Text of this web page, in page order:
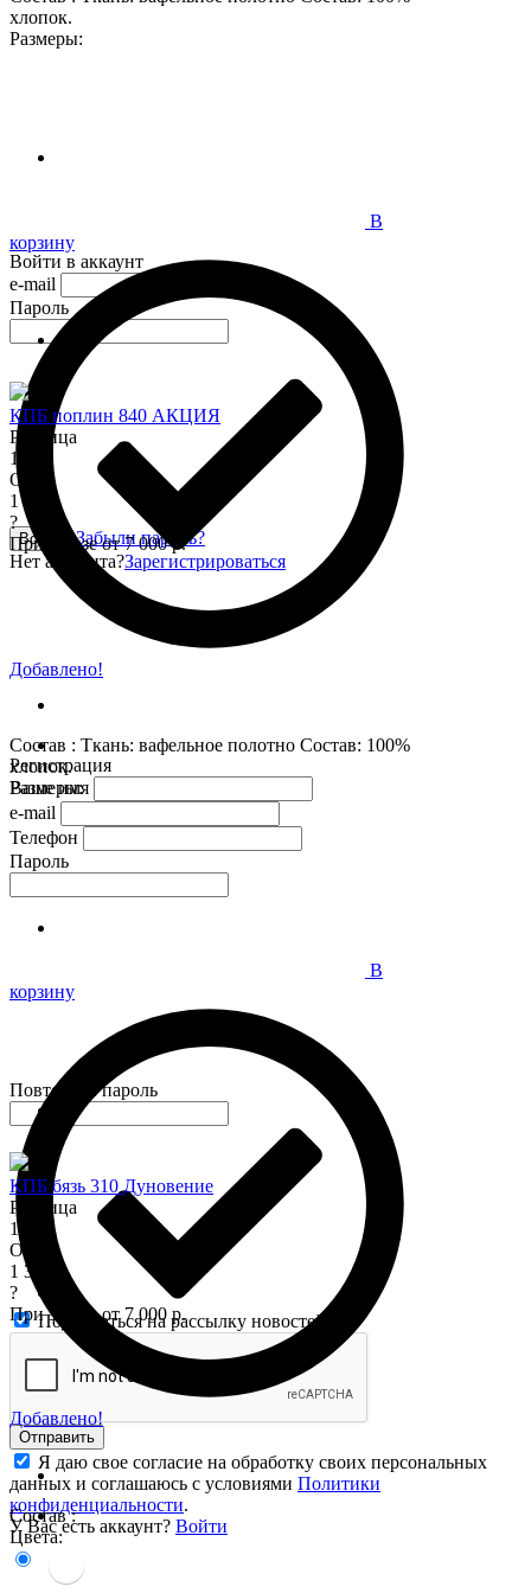
хлопок.
Размеры:
В
корзину
Добавлено!
Состав : Ткань: вафельное полотно Состав: 100%
хлопок.
Размеры:
В
корзину
Добавлено!
КПБ поплин 840 АКЦИЯ
Розница
1 345
Опт
1 150
?
При заказе от 7 000 р.
Состав :
Цвета:
КПБ бязь 310 Дуновение
Розница
1 575
Опт
1 345
?
При заказе от 7 000 р.
Войти в аккаунт
e-mail
Пароль
Войти
Забыли пароль?
Нет аккаунта?Зарегистрироваться
Регистрация
Ваше имя
e-mail
Телефон
Пароль
Повторите пароль
Подписаться на рассылку новостей
Отправить
Я даю свое согласие на обработку своих персональных
данных и соглашаюсь с условиями Политики
конфиденциальности.
У Вас есть аккаунт? Войти